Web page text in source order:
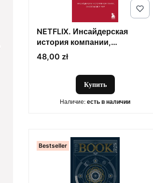
NETFLIX. Инсайдерская
история компании,
завоевавшей мир
Цена
48,00 zł
Купить
Наличие: есть в наличии
Bestseller